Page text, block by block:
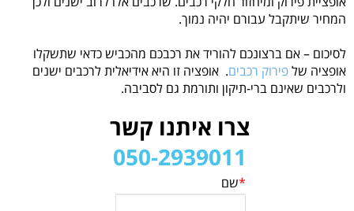
המחיר שיתקבל עבורם יהיה נמוך.
לסיכום – אם ברצונכם להוריד את רכבכם מהכביש כדאי שתשקלו
אופציה שלפירוק רכבים. אופציה זו היא אידיאלית לרכבים ישנים
ולרכבים שאינם ברי-תיקון ותורמת גם לסביבה.
צרו איתנו קשר
050-2939011